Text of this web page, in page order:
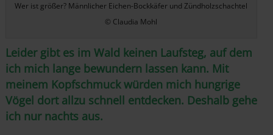
Wer ist größer? Männlicher Eichen-Bockkäfer und Zündholzschachtel
© Claudia Mohl
Leider gibt es im Wald keinen Laufsteg, auf dem
ich mich lange bewundern lassen kann. Mit
meinem Kopfschmuck würden mich hungrige
Vögel dort allzu schnell entdecken. Deshalb gehe
ich nur nachts aus.